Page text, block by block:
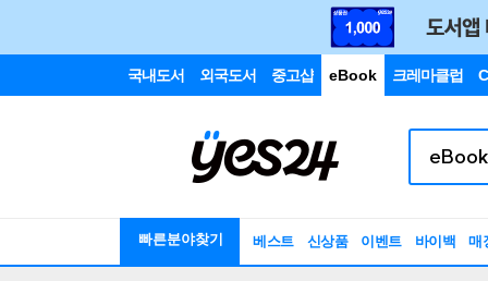
국내도서 외국도서 중고샵 eBook 크레마클럽
빠른분야찾기 베스트 신상품 이벤트 바이백 매